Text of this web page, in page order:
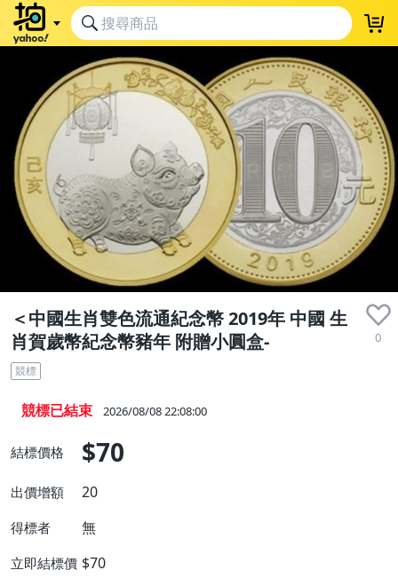
＜中國生肖雙色流通紀念幣 2019年 中國 生
肖賀歲幣紀念幣豬年 附贈小圓盒-
0
競標
競標已結束 2026/08/08 22:08:00
結標價格 $70
出價增額 20
得標者 無
立即結標價 $70